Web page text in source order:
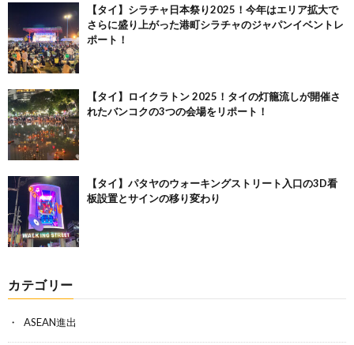
【タイ】シラチャ日本祭り2025！今年はエリア拡大で
さらに盛り上がった港町シラチャのジャパンイベントレ
ポート！
【タイ】ロイクラトン 2025！タイの灯籠流しが開催さ
れたバンコクの3つの会場をリポート！
【タイ】パタヤのウォーキングストリート入口の3D看
板設置とサインの移り変わり
カテゴリー
ASEAN進出